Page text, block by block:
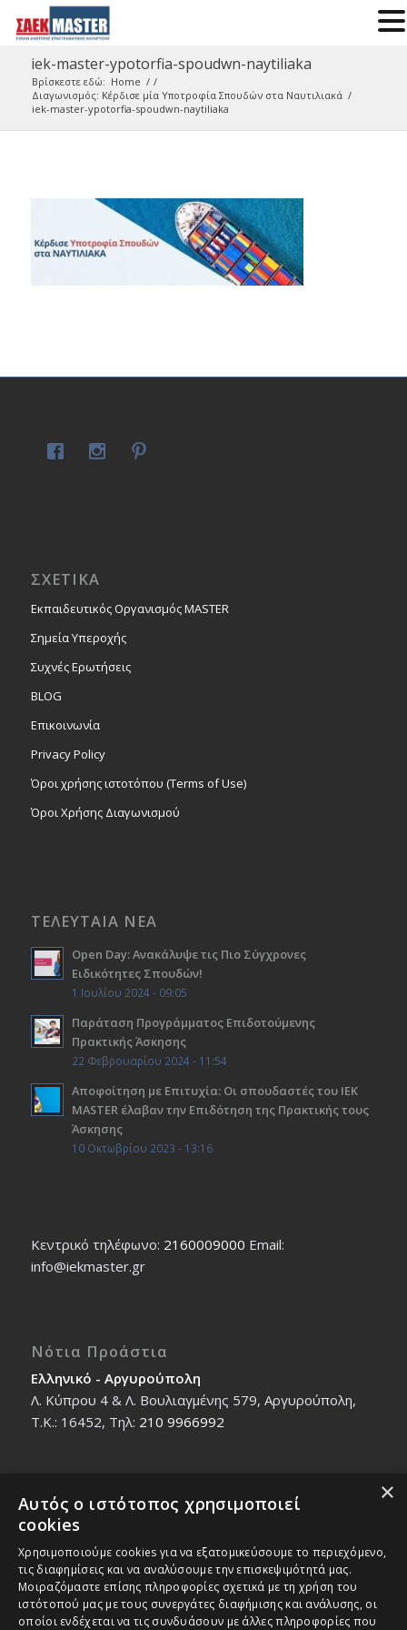
iek-master-ypotorfia-spoudwn-naytiliaka
Βρίσκεστε εδώ: Home / /
Διαγωνισμός: Κέρδισε μία Υποτροφία Σπουδών στα Ναυτιλιακά /
iek-master-ypotorfia-spoudwn-naytiliaka
ΣΧΕΤΙΚΑ
Εκπαιδευτικός Οργανισμός MASTER
Σημεία Υπεροχής
Συχνές Ερωτήσεις
BLOG
Επικοινωνία
Privacy Policy
Όροι χρήσης ιστοτόπου (Terms of Use)
Όροι Χρήσης Διαγωνισμού
ΤΕΛΕΥΤΑΙΑ ΝΕΑ
Open Day: Ανακάλυψε τις Πιο Σύγχρονες
Ειδικότητες Σπουδών!
1 Ιουλίου 2024 - 09:05
Παράταση Προγράμματος Επιδοτούμενης
Πρακτικής Άσκησης
22 Φεβρουαρίου 2024 - 11:54
Αποφοίτηση με Επιτυχία: Οι σπουδαστές του ΙΕΚ
ΜΑSTER έλαβαν την Επιδότηση της Πρακτικής τους
Άσκησης
10 Οκτωβρίου 2023 - 13:16
Κεντρικό τηλέφωνο: 2160009000 Εmail:
info@iekmaster.gr
Νότια Προάστια
Ελληνικό - Αργυρούπολη
Λ. Κύπρου 4 & Λ. Βουλιαγμένης 579, Αργυρούπολη,
T.K.: 16452, Τηλ: 210 9966992
Βόρεια Προάστια
Νέο Ηράκλειο - Μαρούσι
Ζαλοκώστα 18 & Εμμανουήλ Παπαδάκη 12, T.K.:
14121, Τηλ:210 2712588
×
Αυτός ο ιστότοπος χρησιμοποιεί
cookies
Χρησιμοποιούμε cookies για να εξατομικεύσουμε το περιεχόμενο,
τις διαφημίσεις και να αναλύσουμε την επισκεψιμότητά μας.
Μοιραζόμαστε επίσης πληροφορίες σχετικά με τη χρήση του
ιστότοπού μας με τους συνεργάτες διαφήμισης και ανάλυσης, οι
οποίοι ενδέχεται να τις συνδυάσουν με άλλες πληροφορίες που